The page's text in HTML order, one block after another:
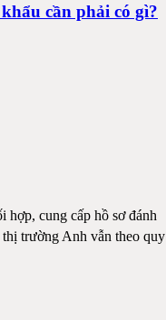
cần phải có gì?
cung cấp hồ sơ đánh
trường Anh vẫn theo quy